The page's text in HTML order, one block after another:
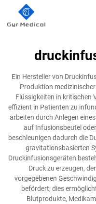
Ein Hersteller von
Produktion
Flüssigkeiten in kritischen
effizient in Patienten zu
arbeiten durch Anlegen
auf Infusionsbeutel
beschleunigen dadurch die
gravitationsbasierten
Druckinfusionsgeräten
Druck zu erzeugen,
vorgegebenen
befördert; dies
Blutprodukte,